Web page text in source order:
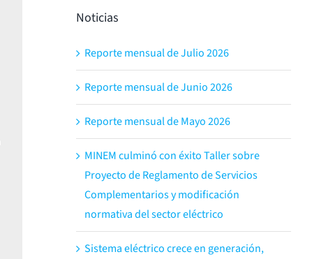
Noticias
Reporte mensual de Julio 2026
Reporte mensual de Junio 2026
Reporte mensual de Mayo 2026
MINEM culminó con éxito Taller sobre
Proyecto de Reglamento de Servicios
Complementarios y modificación
normativa del sector eléctrico
Sistema eléctrico crece en generación,